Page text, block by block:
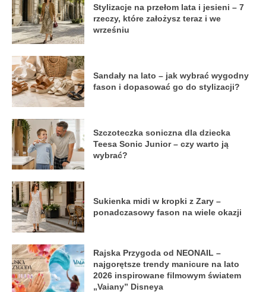
Stylizacje na przełom lata i jesieni – 7
rzeczy, które założysz teraz i we
wrześniu
Sandały na lato – jak wybrać wygodny
fason i dopasować go do stylizacji?
Szczoteczka soniczna dla dziecka
Teesa Sonic Junior – czy warto ją
wybrać?
Sukienka midi w kropki z Zary –
ponadczasowy fason na wiele okazji
Rajska Przygoda od NEONAIL –
najgorętsze trendy manicure na lato
2026 inspirowane filmowym światem
„Vaiany” Disneya